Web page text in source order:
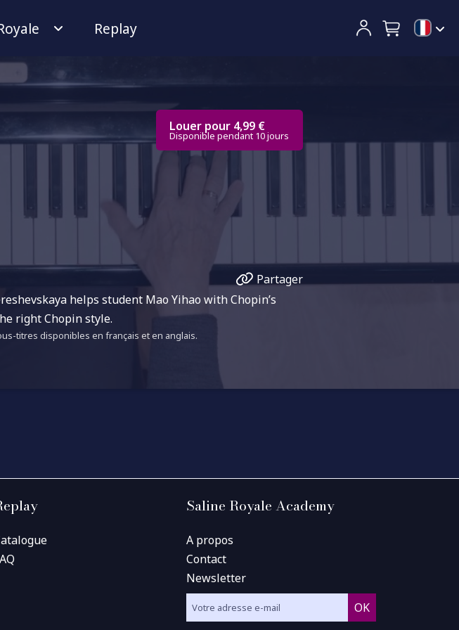
Replay
Louer pour 4,99 €
Disponible pendant 10 jours
Partager
helps student Mao Yihao with Chopin’s
right Chopin style.
titres disponibles en français et en anglais.
Saline Royale Academy
A propos
Contact
Newsletter